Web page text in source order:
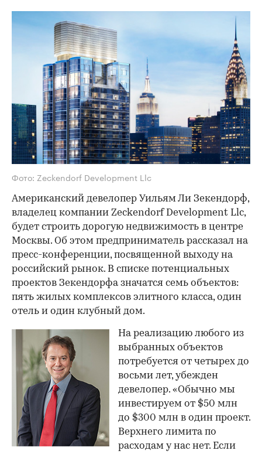
Фото: Zeckendorf Development Llc
Американский девелопер Уильям Ли Зекендорф,
владелец компании Zeckendorf Development Llc,
будет строить дорогую недвижимость в центре
Москвы. Об этом предприниматель рассказал на
пресс-конференции, посвященной выходу на
российский рынок. В списке потенциальных
проектов Зекендорфа значатся семь объектов:
пять жилых комплексов элитного класса, один
отель и один клубный дом.
На реализацию любого из
выбранных объектов
потребуется от четырех до
восьми лет, убежден
девелопер. «Обычно мы
инвестируем от $50 млн
до $300 млн в один проект.
Верхнего лимита по
расходам у нас нет. Если